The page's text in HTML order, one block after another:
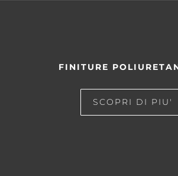
FINITURE
SCOPRI DI PIU'